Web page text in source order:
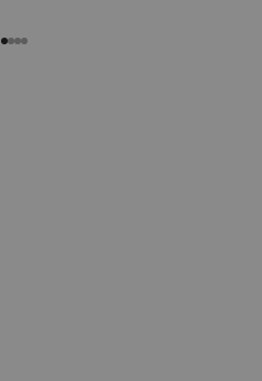
Gehe zu Element 1
Gehe zu Element 2
Gehe zu Element 3
Gehe zu Element 4